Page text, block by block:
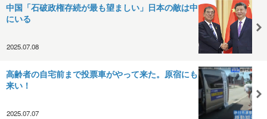
中国「石破政権存続が最も望ましい」日本の敵は中
にいる
2025.07.08
高齢者の自宅前まで投票車がやって来た。原宿にも
来い！
2025.07.07